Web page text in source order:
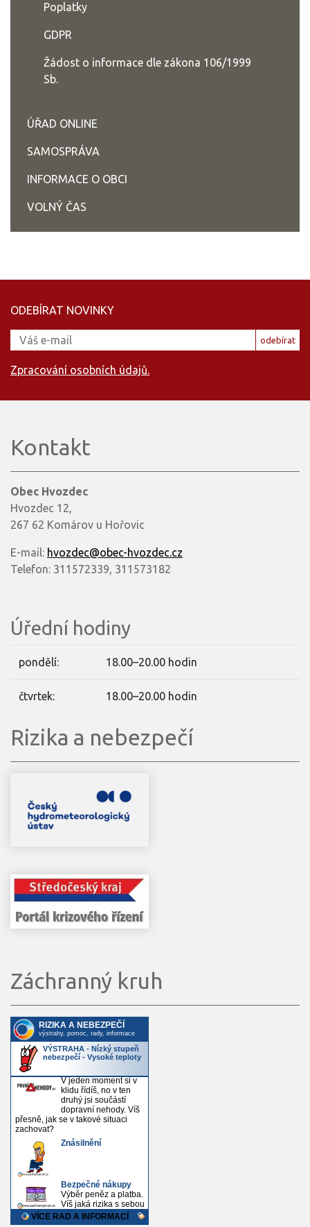
Poplatky
GDPR
Žádost o informace dle zákona 106/1999
Sb.
ÚŘAD ONLINE
SAMOSPRÁVA
INFORMACE O OBCI
VOLNÝ ČAS
ODEBÍRAT NOVINKY
odebírat
Zpracování osobních údajů.
Kontakt
Obec Hvozdec
Hvozdec 12,
267 62 Komárov u Hořovic
E-mail: hvozdec@obec-hvozdec.cz
Telefon: 311572339, 311573182
Úřední hodiny
pondělí: 18.00–20.00 hodin
čtvrtek: 18.00–20.00 hodin
Rizika a nebezpečí
Záchranný kruh